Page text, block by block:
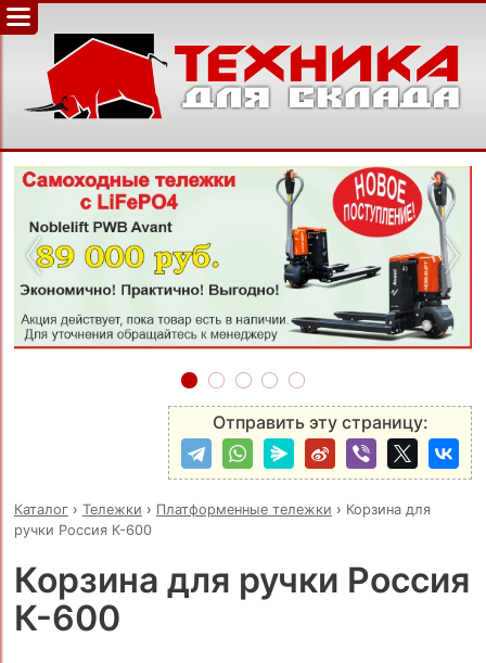
‹ ›
Отправить эту страницу:
Каталог› Тележки › Платформенные тележки › Корзина для
ручки Россия К-600
Корзина для ручки Россия
К-600